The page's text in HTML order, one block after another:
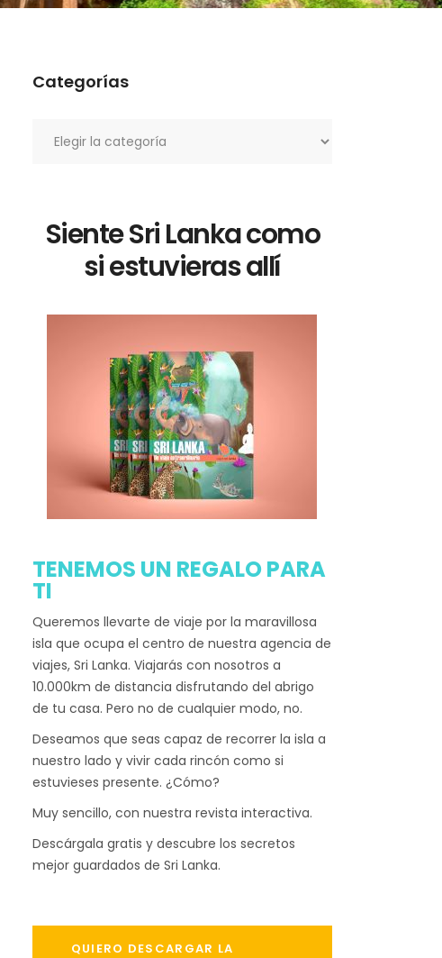
Categorías
Siente Sri Lanka como
si estuvieras allí
TENEMOS UN REGALO PARA
TI
Queremos llevarte de viaje por la maravillosa
isla que ocupa el centro de nuestra agencia de
viajes, Sri Lanka. Viajarás con nosotros a
10.000km de distancia disfrutando del abrigo
de tu casa. Pero no de cualquier modo, no.
Deseamos que seas capaz de recorrer la isla a
nuestro lado y vivir cada rincón como si
estuvieses presente. ¿Cómo?
Muy sencillo, con nuestra revista interactiva.
Descárgala gratis y descubre los secretos
mejor guardados de Sri Lanka.
QUIERO DESCARGAR LA